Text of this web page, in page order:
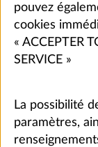
pouvez
cookies
« ACCEPTER
SERVICE »
La possibilité
paramètres,